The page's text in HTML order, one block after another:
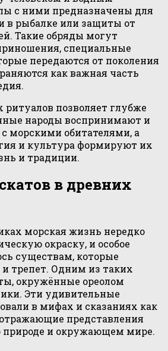
с ними предназначены для
в рыбалке или защиты от
Такие обряды могут
специальные
передаются от поколения
как важная часть
ритуалов позволяет глубже
народы воспринимают и
морскими обитателями, а
и культура формируют их
и традиции.
в древних
морская жизнь нередко
окраску, и особое
существам, которые
трепет. Одним из таких
окружённые ореолом
Эти удивительные
в мифах и сказаниях как
представления
природе и окружающем мире.